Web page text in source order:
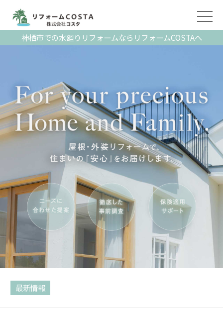
神栖市での水廻りリフォームならリフォームCOSTAへ
最新情報